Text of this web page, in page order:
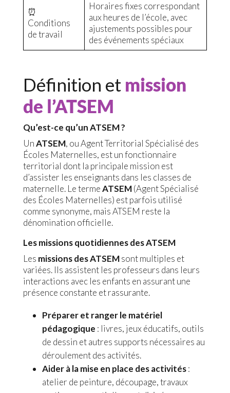
⏰
Conditions
de travail
Horaires fixes correspondant
aux heures de l’école, avec
ajustements possibles pour
des événements spéciaux
Définition et mission
de l’ATSEM
Qu’est-ce qu’un ATSEM ?
UnATSEM, ou Agent Territorial Spécialisé des
Écoles Maternelles, est un fonctionnaire
territorial dont la principale mission est
d’assister les enseignants dans les classes de
maternelle. Le termeATSEM(Agent Spécialisé
des Écoles Maternelles) est parfois utilisé
comme synonyme, mais ATSEM reste la
dénomination officielle.
Les missions quotidiennes des ATSEM
Les missions des ATSEMsont multiples et
variées. Ils assistent les professeurs dans leurs
interactions avec les enfants en assurant une
présence constante et rassurante.
Préparer et ranger le matériel
pédagogique : livres, jeux éducatifs, outils
de dessin et autres supports nécessaires au
déroulement des activités.
Aider à la mise en place des activités:
atelier de peinture, découpage, travaux